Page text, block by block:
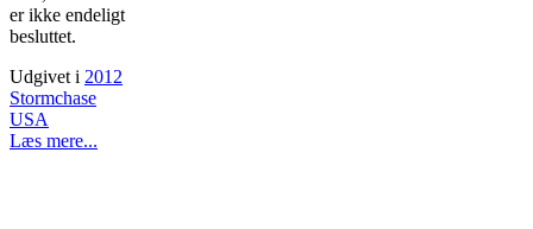
er ikke endeligt
besluttet.
Udgivet i 2012
Stormchase
USA
Læs mere...